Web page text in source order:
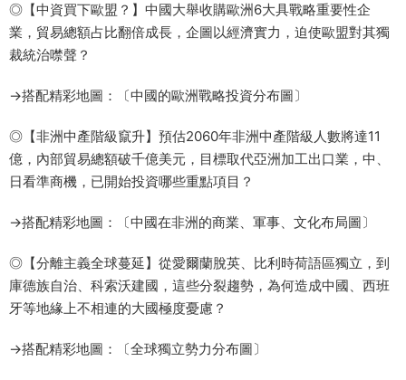
◎【中資買下歐盟？】中國大舉收購歐洲6大具戰略重要性企
業，貿易總額占比翻倍成長，企圖以經濟實力，迫使歐盟對其獨
裁統治噤聲？
→搭配精彩地圖：〔中國的歐洲戰略投資分布圖〕
◎【非洲中產階級竄升】預估2060年非洲中產階級人數將達11
億，內部貿易總額破千億美元，目標取代亞洲加工出口業，中、
日看準商機，已開始投資哪些重點項目？
→搭配精彩地圖：〔中國在非洲的商業、軍事、文化布局圖〕
◎【分離主義全球蔓延】從愛爾蘭脫英、比利時荷語區獨立，到
庫德族自治、科索沃建國，這些分裂趨勢，為何造成中國、西班
牙等地緣上不相連的大國極度憂慮？
→搭配精彩地圖：〔全球獨立勢力分布圖〕